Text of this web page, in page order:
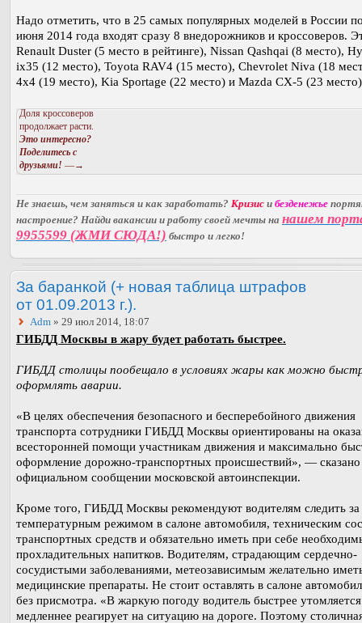
Надо отметить, что в 25 самых популярных моделей в России
июня 2014 года входят сразу 8 внедорожников и кроссоверов.
Renault Duster (5 место в рейтинге), Nissan Qashqai (8 место),
ix35 (12 место), Toyota RAV4 (15 место), Chevrolet Niva (18
4x4 (19 место), Kia Sportage (22 место) и Mazda CX-5 (23
Доля кроссоверов
продолжает расти.
Это интересно?
Поделитесь с
друзьями! —→
Не знаешь, чем заняться и как заработать? Кризис и безденежье
настроение? Найди вакансии и работу своей мечты на нашем
9955599 (ЖМИ СЮДА!) быстро и легко!
За баранкой (+ новая таблица штрафов
от 01.09.2013 г.).
Adm » 29 июл 2014, 18:07
ГИБДД Москвы в жару будет работать быстрее.
ГИБДД столицы пообещало в условиях жары как можно
оформлять аварии.
«В целях обеспечения безопасного и бесперебойного движения
транспорта сотрудники ГИБДД Москвы ориентированы на
всесторонней помощи участникам движения и максимально
оформление дорожно-транспортных происшествий», — сказано
официальном сообщении московской автоинспекции.
Кроме того, ГИБДД Москвы рекомендуют водителям следить за
температурным режимом в салоне автомобиля, техническим
транспортных средств и обязательно иметь при себе
прохладительных напитков. Водителям, страдающим сердечно-
сосудистыми заболеваниями, метеозависимым желательно
медицинские препараты. Не стоит оставлять в салоне
без присмотра. «В жаркую погоду водитель быстрее
медленнее реагирует на ситуацию на дороге. Поэтому